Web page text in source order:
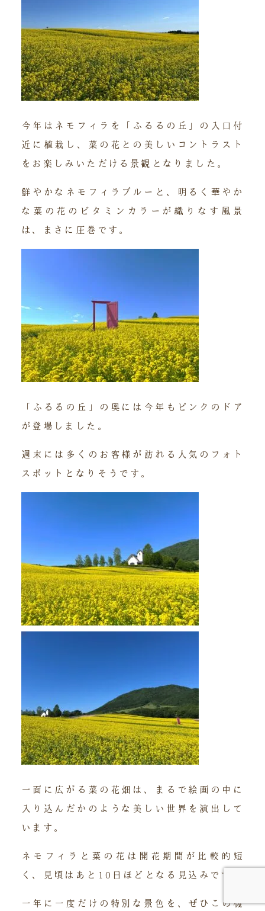
今年はネモフィラを「ふるるの丘」の入口付
近に植栽し、菜の花との美しいコントラスト
をお楽しみいただける景観となりました。
鮮やかなネモフィラブルーと、明るく華やか
な菜の花のビタミンカラーが織りなす風景
は、まさに圧巻です。
「ふるるの丘」の奥には今年もピンクのドア
が登場しました。
週末には多くのお客様が訪れる人気のフォト
スポットとなりそうです。
一面に広がる菜の花畑は、まるで絵画の中に
入り込んだかのような美しい世界を演出して
います。
ネモフィラと菜の花は開花期間が比較的短
く、見頃はあと10日ほどとなる見込みです。
一年に一度だけの特別な景色を、ぜひこの機